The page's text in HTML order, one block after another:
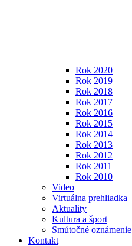
Rok 2020
Rok 2019
Rok 2018
Rok 2017
Rok 2016
Rok 2015
Rok 2014
Rok 2013
Rok 2012
Rok 2011
Rok 2010
Video
Virtuálna prehliadka
Aktuality
Kultura a šport
Smútočné oznámenie
Kontakt